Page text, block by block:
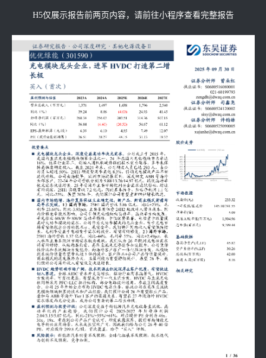
H5仅展示报告前两页内容，请前往小程序查看完整报告